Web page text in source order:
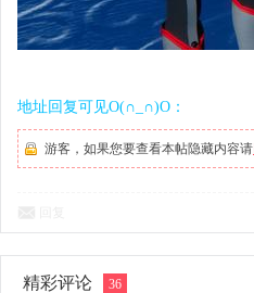
地址回复可见O(∩_∩)O：
游客，如果您要查看本帖隐藏内容请
精彩评论 36